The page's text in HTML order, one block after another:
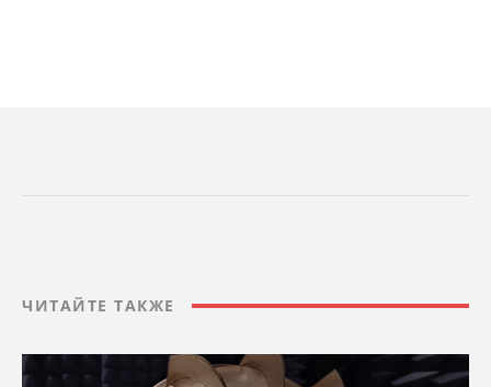
ЧИТАЙТЕ ТАКЖЕ